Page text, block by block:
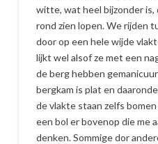
witte, wat heel bijzonder is,
rond zien lopen. We rijden
door op een hele wijde
lijkt wel alsof ze met een
de berg hebben
bergkam is plat en
de vlakte staan zelfs
een bol er bovenop die me
denken. Sommige dor